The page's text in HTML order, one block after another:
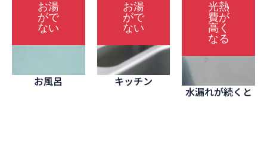
お湯
がで
ない
お風呂
お湯
がで
ない
キッチン
光熱
費が
高く
なる
水漏れが続くと